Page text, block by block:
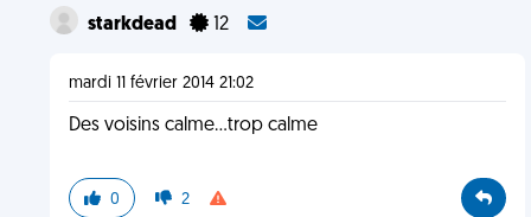
starkdead 12
mardi 11 février 2014 21:02
Des voisins calme...trop calme
0 2